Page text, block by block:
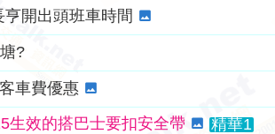
開出頭班車時間
?
車費優惠
生效的搭巴士要扣安全帶
精華1